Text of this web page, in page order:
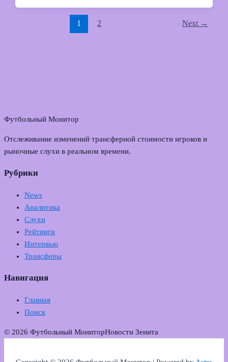
1 2 Next →
Футбольный Монитор
Отслеживание изменений трансферной стоимости игроков и
рыночные слухи в реальном времени.
Рубрики
News
Аналитика
Слухи
Рейтинги
Интервью
Трансферы
Навигация
Главная
Поиск
© 2026 Футбольный МониторНовости Зенита